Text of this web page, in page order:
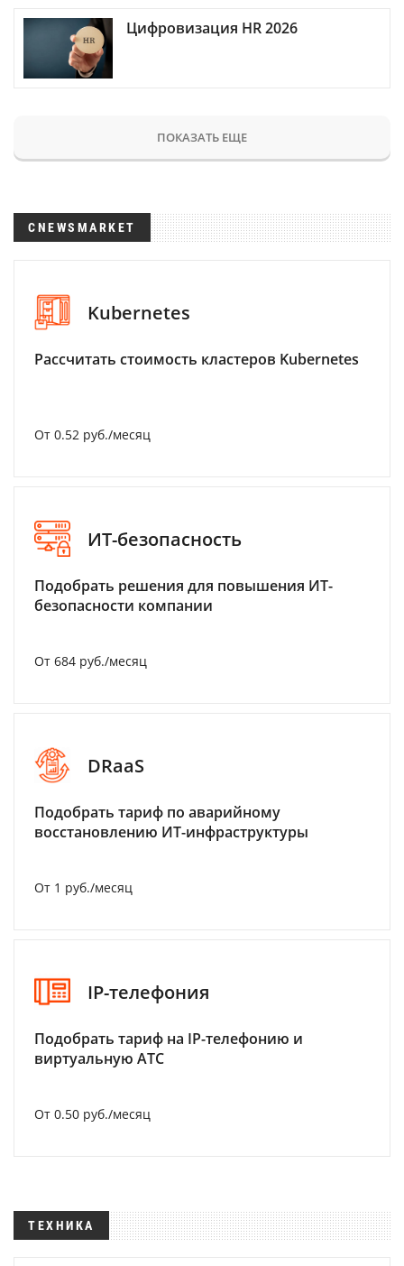
Цифровизация HR 2026
ПОКАЗАТЬ ЕЩЕ
CNEWSMARKET
Kubernetes
Рассчитать стоимость кластеров Kubernetes
От 0.52 руб./месяц
ИТ-безопасность
Подобрать решения для повышения ИТ-
безопасности компании
От 684 руб./месяц
DRaaS
Подобрать тариф по аварийному
восстановлению ИТ-инфраструктуры
От 1 руб./месяц
IP-телефония
Подобрать тариф на IP-телефонию и
виртуальную АТС
От 0.50 руб./месяц
ТЕХНИКА